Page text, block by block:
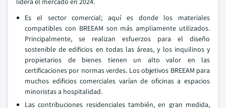
Es el sector comercial; aquí es donde los materiales
compatibles con BREEAM son más ampliamente utilizados.
Principalmente, se realizan esfuerzos para el diseño
sostenible de edificios en todas las áreas, y los inquilinos y
propietarios de bienes tienen un alto valor en las
certificaciones por normas verdes. Los objetivos BREEAM para
muchos edificios comerciales varían de oficinas a espacios
minoristas a hospitalidad.
Las contribuciones residenciales también, en gran medida,